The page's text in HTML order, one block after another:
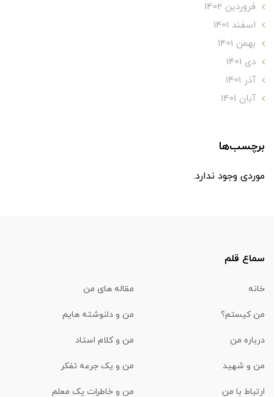
فروردین 1402
اسفند 1401
بهمن 1401
دی 1401
آذر 1401
آبان 1401
برچسب‌ها
موردی وجود ندارد.
سماع قلم
خانه مقاله های من
من کیستم؟ من و دلنوشته هایم
درباره من من و کلام استاد
من و شهید من و یک جرعه تفکر
ارتباط با من من و خاطرات یک معلم